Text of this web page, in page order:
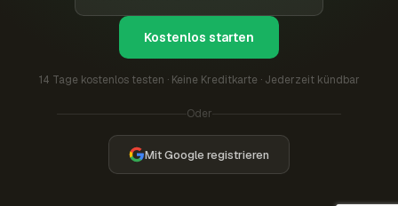
Kostenlos starten
14 Tage kostenlos testen · Keine Kreditkarte · Jederzeit kündbar
Oder
Mit Google registrieren